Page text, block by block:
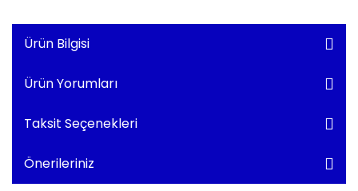
Ürün Bilgisi
Ürün Yorumları
Taksit Seçenekleri
Önerileriniz